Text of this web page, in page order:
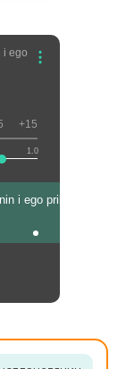
i ego
1.0
+15
i ego priklyucheniya